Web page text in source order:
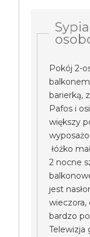
Pokój 2-
barierką,
Pafos i
większy
łóżko
2 nocne
jest
bardzo
Telewizja